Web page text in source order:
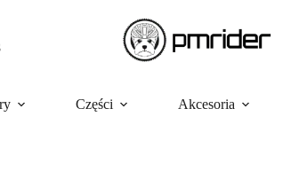
Części Akcesoria